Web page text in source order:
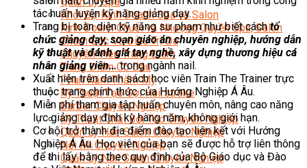
Khởi Sự Kinh Doanh Spa và Salon
Kinh Doanh Chuỗi và Nhượng Quyền Spa, Salon
Chăm Sóc Và Điều Trị Da
Chuyên Viên Trang Điểm
Trang Điểm Cô Dâu
Phun Xăm Thẩm Mỹ
Kỹ Thuật Tạo Sợi Hairstroke
Barber Chuyên Nghiệp
Kỹ Thuật Chải Bới Tóc Chuyên Nghiệp
Quản Lý Hair Salon Chuyên Nghiệp
Nối Mi Chuyên Nghiệp
Quản Lý Nail Salon Chuyên Nghiệp
tác huấn luyện kỹ năng giảng dạy.
Trang bị toàn diện kỹ năng sư phạm như biết cáchtổ
chức giảng dạy, soạn giáo án chuyên nghiệp, hướng dẫn
kỹ thuật và đánh giá tay nghề, xây dựng thương hiệu cá
nhân giảng viên…trong ngành nail.
Xuất hiện trên danh sách học viên Train The Trainer trực
thuộc trang chính thức của Hướng Nghiệp Á Âu.
Miễn phí tham gia tập huấn chuyên môn, nâng cao năng
lực giảng dạy định kỳ hàng năm, không giới hạn.
Cơ hội trở thành địa điểm đào tạo liên kết với Hướng
Nghiệp Á Âu. Học viên của bạn sẽ được hỗ trợ liên thông
để thi lấy bằng theo quy định của Bộ Giáo dục và Đào